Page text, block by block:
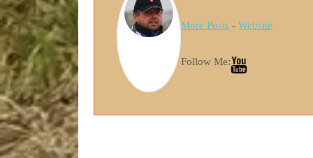
More Posts -Website
Follow Me: